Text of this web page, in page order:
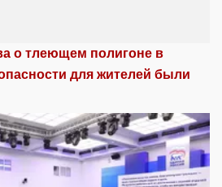
о тлеющем полигоне в
для жителей были